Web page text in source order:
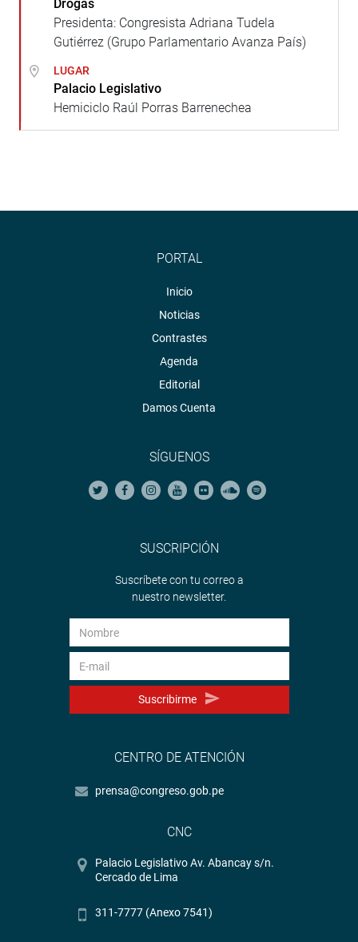
Drogas
Presidenta: Congresista Adriana Tudela
Gutiérrez (Grupo Parlamentario Avanza País)
LUGAR
Palacio Legislativo
Hemiciclo Raúl Porras Barrenechea
PORTAL
Inicio
Noticias
Contrastes
Agenda
Editorial
Damos Cuenta
SÍGUENOS
SUSCRIPCIÓN
Suscríbete con tu correo a
nuestro newsletter.
Suscribirme
CENTRO DE ATENCIÓN
prensa@congreso.gob.pe
CNC
Palacio Legislativo Av. Abancay s/n.
Cercado de Lima
311-7777 (Anexo 7541)